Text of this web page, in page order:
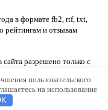
в формате fb2, rtf, txt,
рейтингам и отзывам
разрешено только с
пользовательского
на использование